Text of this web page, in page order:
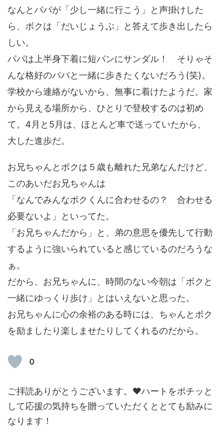
なんとパパが「少し一緒に行こう」と声掛けした
ら、ボクは「だいじょうぶ」と答えて歩き出したら
しい。
パパは上半身下着に短パンにサンダル！ そりゃそ
んな格好のパパと一緒に歩きたくないだろう(笑)。
学校から連絡がないから、無事に着けたようだ。家
から見える場所から、ひとりで登校するのは初め
て。4月と5月は、ほとんど車で送っていたから、
大した進歩だ。
お兄ちゃんとボクは５歳も離れた兄弟なんだけど、
このあいだお兄ちゃんは
「なんでみんなボクくんに合わせるの？ 合わせる
必要ないよ」といってた。
「お兄ちゃんだから」と、弟の意思を優先して行動
するように強いられていると感じているのだろうな
ぁ。
だから、お兄ちゃんに、時間のない今朝は「ボクと
一緒にゆっくり歩け」とはいえないと思った。
お兄ちゃんに心の余裕のある時には、ちゃんとボク
を励ましたり楽しませたりしてくれるのだから。
0
ご拝読ありがとうございます。❤ハートをポチッと
して応援の気持ちを贈っていただくととても励みに
なります！